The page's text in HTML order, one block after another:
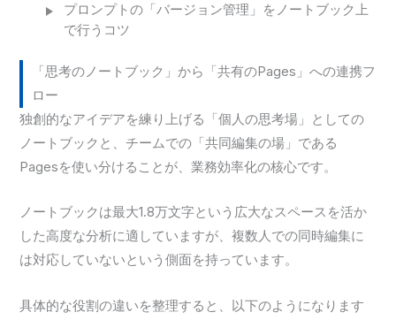
プロンプトの「バージョン管理」をノートブック上
で行うコツ
「思考のノートブック」から「共有のPages」への連携フ
ロー
独創的なアイデアを練り上げる「個人の思考場」としての
ノートブックと、チームでの「共同編集の場」である
Pagesを使い分けることが、業務効率化の核心です。
ノートブックは最大1.8万文字という広大なスペースを活か
した高度な分析に適していますが、複数人での同時編集に
は対応していないという側面を持っています。
具体的な役割の違いを整理すると、以下のようになります